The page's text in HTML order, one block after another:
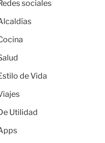
sociales
de Vida
Utilidad